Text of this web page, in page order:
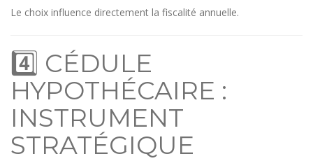
Le choix influence directement la fiscalité annuelle.
4️⃣ CÉDULE
HYPOTHÉCAIRE :
INSTRUMENT
STRATÉGIQUE